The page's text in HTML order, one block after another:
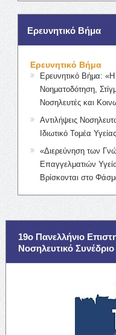
Ερευνητικό Βήμα
Ερευνητικό Βήμα
Ερευνητικό Βήμα:
Νοηματοδότηση,
Νοσηλευτές και
Αντιλήψεις
Ιδιωτικό Τομέα
«Διερεύνηση των
Επαγγελματιών
Βρίσκονται στο
19ο Πανελλήνιο
Νοσηλευτικό Συνέδριο